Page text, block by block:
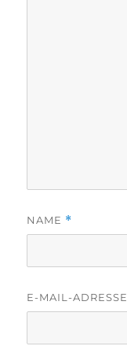
NAME *
E-MAIL-ADRESSE